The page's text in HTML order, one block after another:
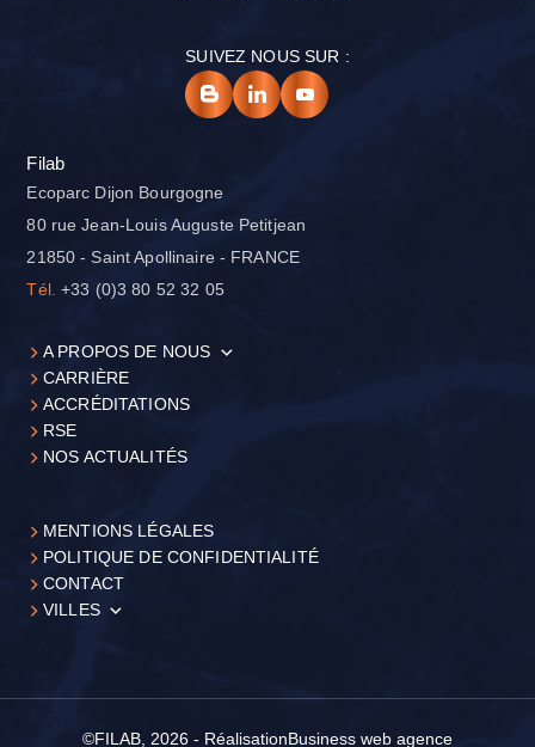
SUIVEZ NOUS SUR :
Filab
Ecoparc Dijon Bourgogne
80 rue Jean-Louis Auguste Petitjean
21850 - Saint Apollinaire - FRANCE
Tél. +33 (0)3 80 52 32 05
A PROPOS DE NOUS
CARRIÈRE
ACCRÉDITATIONS
RSE
NOS ACTUALITÉS
MENTIONS LÉGALES
POLITIQUE DE CONFIDENTIALITÉ
CONTACT
VILLES
©FILAB, 2026 - Réalisation Business web agence